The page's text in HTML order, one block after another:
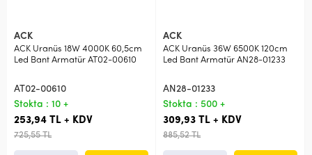
ACK
ACK Uranüs 18W 4000K 60,5cm
Led Bant Armatür AT02-00610
AT02-00610
Stokta : 10 +
253,94 TL + KDV
725,55 TL
ACK
ACK Uranüs 36W 6500K 120cm
Led Bant Armatür AN28-01233
AN28-01233
Stokta : 500 +
309,93 TL + KDV
885,52 TL